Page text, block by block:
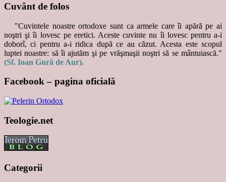
Cuvânt de folos
"Cuvintele noastre ortodoxe sunt ca armele care îi apără pe ai
noştri şi îi lovesc pe eretici. Aceste cuvinte nu îi lovesc pentru a-i
doborî, ci pentru a-i ridica după ce au căzut. Acesta este scopul
luptei noastre: să îi ajutăm şi pe vrăşmaşii noştri să se mântuiască."
(Sf. Ioan Gură de Aur).
Facebook – pagina oficială
Teologie.net
Categorii